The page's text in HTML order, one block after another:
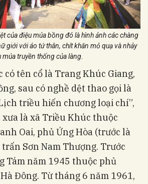
của điệu múa bồng đó là hình ảnh các chàng
giới với áo tứ thân, chít khăn mỏ quạ và nhảy
múa truyền thống của làng.
tên cổ là Trang Khúc Giang,
sau có nghề dệt thao gọi là
triều hiến chương loại chí”,
là xã Triều Khúc thuộc
Oai, phủ Ứng Hòa (trước là
Sơn Nam Thượng. Trước
Tám năm 1945 thuộc phủ
Đông. Từ tháng 6 năm 1961,